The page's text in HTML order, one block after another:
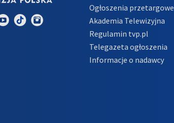
Ogłoszenia przetargowe
Akademia Telewizyjna
Regulamin tvp.pl
Telegazeta ogłoszenia
Informacje o nadawcy